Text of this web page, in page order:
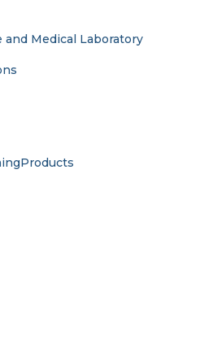
Medical Laboratory